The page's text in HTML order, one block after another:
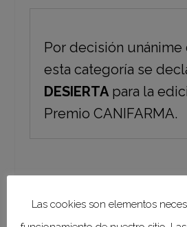
Por decisión
esta categoría se
DESIERTApara la
Premio CANIFARMA.
Categoría de
Las cookies son elementos